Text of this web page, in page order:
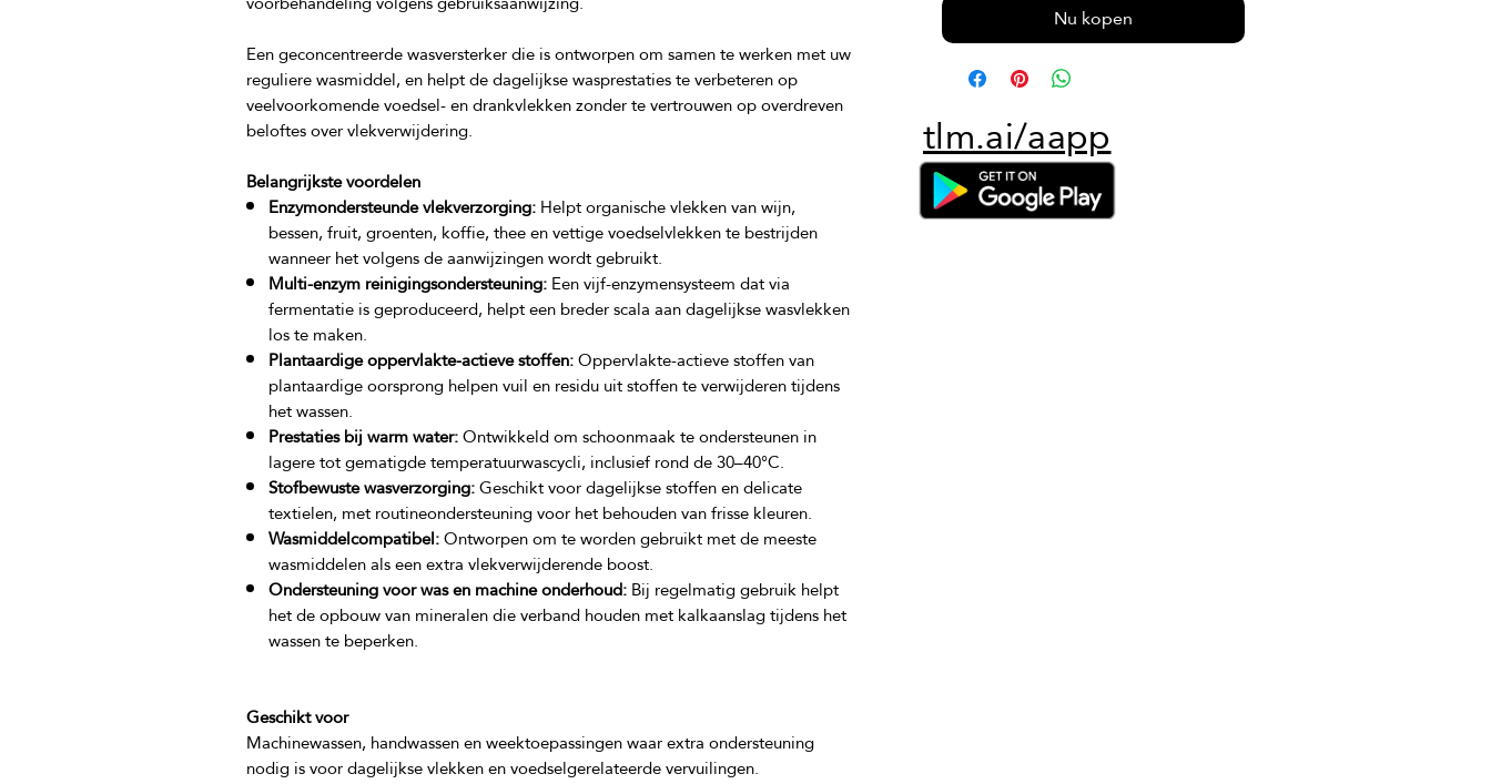
Een geconcentreerde wasversterker die is ontworpen om samen te werken met uw
reguliere wasmiddel, en helpt de dagelijkse wasprestaties te verbeteren op
veelvoorkomende voedsel- en drankvlekken zonder te vertrouwen op overdreven
Belangrijkste voordelen
Enzymondersteunde vlekverzorging:Helpt organische vlekken van wijn,
bessen, fruit, groenten, koffie, thee en vettige voedselvlekken te bestrijden
wanneer het volgens de aanwijzingen wordt gebruikt.
Multi-enzym reinigingsondersteuning:Een vijf-enzymensysteem dat via
fermentatie is geproduceerd, helpt een breder scala aan dagelijkse wasvlekken
los te maken.
Plantaardige oppervlakte-actieve stoffen:Oppervlakte-actieve stoffen van
plantaardige oorsprong helpen vuil en residu uit stoffen te verwijderen tijdens
het wassen.
Prestaties bij warm water:Ontwikkeld om schoonmaak te ondersteunen in
lagere tot gematigde temperatuurwascycli, inclusief rond de 30–40°C.
Stofbewuste wasverzorging:Geschikt voor dagelijkse stoffen en delicate
textielen, met routineondersteuning voor het behouden van frisse kleuren.
Wasmiddelcompatibel:Ontworpen om te worden gebruikt met de meeste
wasmiddelen als een extra vlekverwijderende boost.
Ondersteuning voor was en machine onderhoud:Bij regelmatig gebruik helpt
het de opbouw van mineralen die verband houden met kalkaanslag tijdens het
wassen te beperken.
Geschikt voor
Machinewassen, handwassen en weektoepassingen waar extra ondersteuning
Nu kopen
tlm.ai/aapp